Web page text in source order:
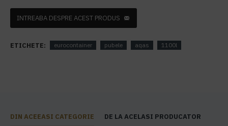
INTREABA DESPRE ACEST PRODUS
ETICHETE: eurocontainer pubele aqas 1100l
DIN ACEEASI CATEGORIE DE LA ACELASI PRODUCATOR